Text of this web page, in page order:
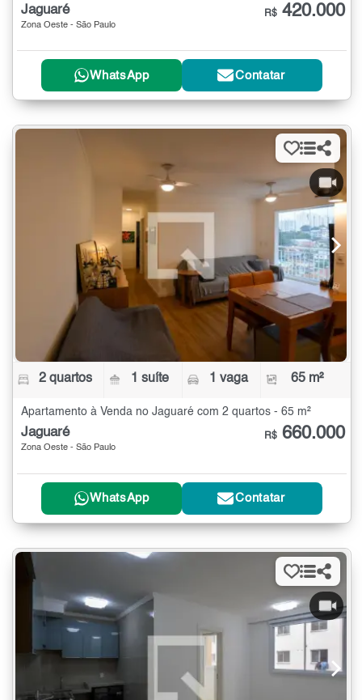
Jaguaré
Zona Oeste - São Paulo
R$ 420.000
WhatsApp Contatar
2 quartos 1 suíte 1 vaga 65 m²
Apartamento à Venda no Jaguaré com 2 quartos - 65 m²
Jaguaré
Zona Oeste - São Paulo
R$ 660.000
WhatsApp Contatar